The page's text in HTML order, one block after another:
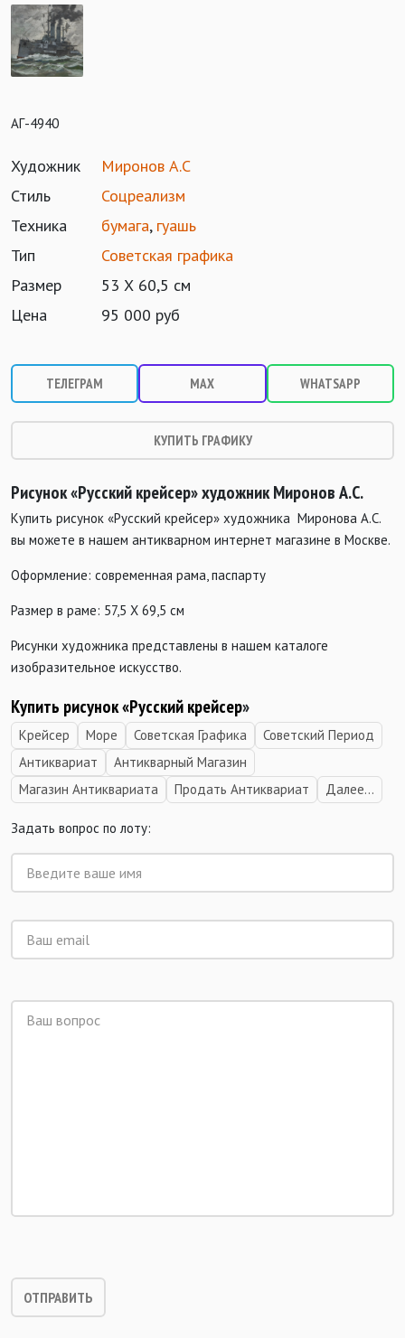
АГ-4940
Художник
Миронов А.С
Стиль
Соцреализм
Техника
бумага, гуашь
Тип
Советская графика
Размер
53 Х 60,5 см
Цена
95 000 руб
ТЕЛЕГРАМ MAX WHATSAPP
КУПИТЬ ГРАФИКУ
Рисунок «Русский крейсер» художник Миронов А.С.
Купить рисунок «Русский крейсер» художника Миронова А.С.
вы можете в нашем антикварном интернет магазине в Москве.
Оформление: современная рама, паспарту
Размер в раме: 57,5 Х 69,5 см
Рисунки художника представлены в нашем каталоге
изобразительное искусство.
Купить рисунок «Русский крейсер»
Крейсер Море Советская Графика
Советский Период
Антиквариат
Антикварный Магазин
Магазин Антиквариата
Продать Антиквариат Далее...
Задать вопрос по лоту: